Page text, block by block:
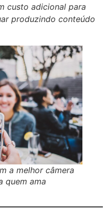
custo adicional para
produzindo conteúdo
a melhor câmera
quem ama